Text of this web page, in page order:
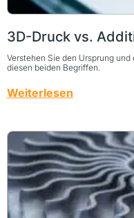
3D-Druck vs.
Verstehen Sie den Ursprung
diesen beiden Begriffen.
Weiterlesen